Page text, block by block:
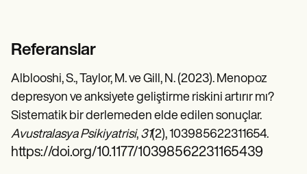
Referanslar
Alblooshi, S., Taylor, M. ve Gill, N. (2023). Menopoz
depresyon ve anksiyete geliştirme riskini artırır mı?
Sistematik bir derlemeden elde edilen sonuçlar.
Avustralasya Psikiyatrisi, 31(2), 103985622311654.
https://doi.org/10.1177/10398562231165439